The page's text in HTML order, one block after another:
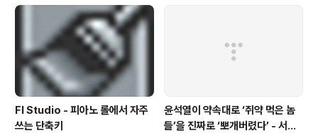
Fl Studio - 피아노 롤에서 자주
쓰는 단축키
윤석열이 약속대로 ‘쥐약 먹은 놈
들’을 진짜로 ‘뽀개버렸다’ - 서울